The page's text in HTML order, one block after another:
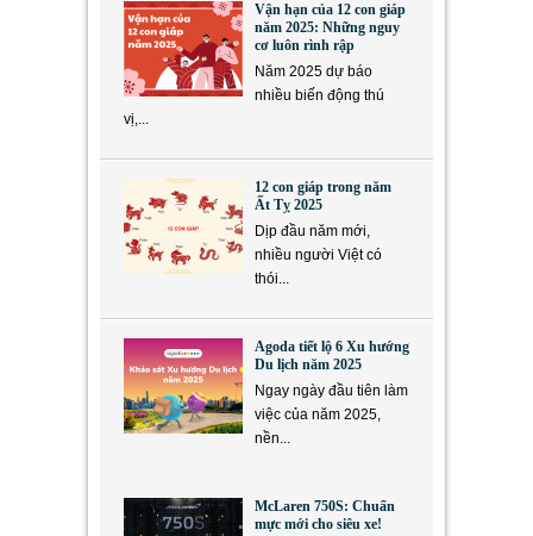
Vận hạn của 12 con giáp
năm 2025: Những nguy
cơ luôn rình rập
Năm 2025 dự báo
nhiều biến động thú
vị,...
12 con giáp trong năm
Ất Tỵ 2025
Dịp đầu năm mới,
nhiều người Việt có
thói...
Agoda tiết lộ 6 Xu hướng
Du lịch năm 2025
Ngay ngày đầu tiên làm
việc của năm 2025,
nền...
McLaren 750S: Chuẩn
mực mới cho siêu xe!